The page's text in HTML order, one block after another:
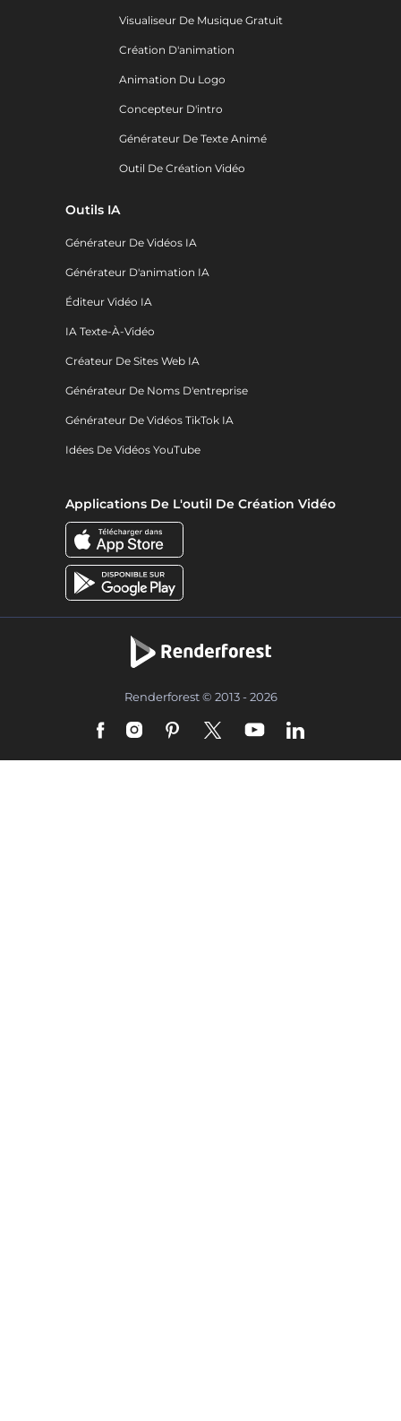
Visualiseur De Musique Gratuit
Création D'animation
Animation Du Logo
Concepteur D'intro
Générateur De Texte Animé
Outil De Création Vidéo
Outils IA
Générateur De Vidéos IA
Générateur D'animation IA
Éditeur Vidéo IA
IA Texte-À-Vidéo
Créateur De Sites Web IA
Générateur De Noms D'entreprise
Générateur De Vidéos TikTok IA
Idées De Vidéos YouTube
Applications De L'outil De Création Vidéo
Renderforest © 2013 - 2026